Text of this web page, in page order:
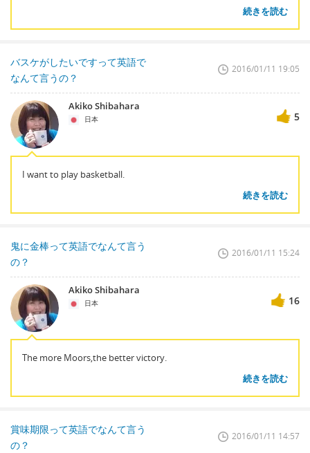
続きを読む
バスケがしたいですって英語で
なんて言うの？
2016/01/11 19:05
Akiko Shibahara
日本 5
I want to play basketball.
続きを読む
鬼に金棒って英語でなんて言う
の？
2016/01/11 15:24
Akiko Shibahara
日本 16
The more Moors,the better victory.
続きを読む
賞味期限って英語でなんて言う
の？
2016/01/11 14:57